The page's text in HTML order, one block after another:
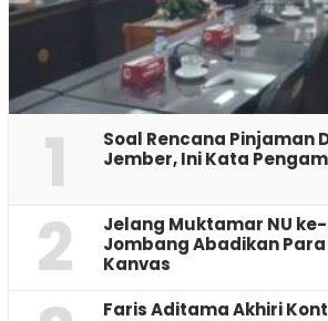
1
‎Soal Rencana Pinjaman
Jember, Ini Kata
2
Jelang Muktamar NU
Jombang Abadikan
Kanvas
Faris Aditama Akhiri